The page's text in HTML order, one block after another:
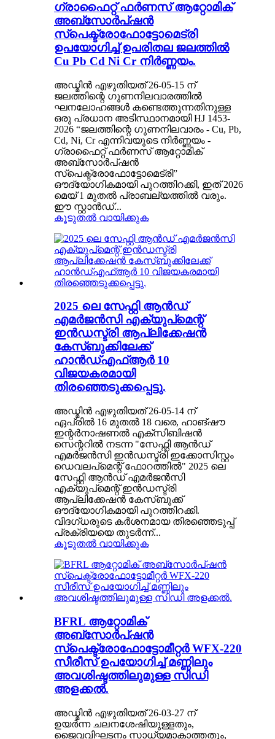
ഗ്രാഫൈറ്റ് ഫർണസ് ആറ്റോമിക്
അബ്സോർപ്ഷൻ
സ്പെക്ട്രോഫോട്ടോമെട്രി
ഉപയോഗിച്ച് ഉപരിതല ജലത്തിൽ
Cu Pb Cd Ni Cr നിർണ്ണയം.
അഡ്മിൻ എഴുതിയത് 26-05-15 ന്
ജലത്തിന്റെ ഗുണനിലവാരത്തിൽ
ഘനലോഹങ്ങൾ കണ്ടെത്തുന്നതിനുള്ള
ഒരു പ്രധാന അടിസ്ഥാനമായി HJ 1453-
2026 “ജലത്തിന്റെ ഗുണനിലവാരം - Cu, Pb,
Cd, Ni, Cr എന്നിവയുടെ നിർണ്ണയം -
ഗ്രാഫൈറ്റ് ഫർണസ് ആറ്റോമിക്
അബ്സോർപ്ഷൻ
സ്പെക്ട്രോഫോട്ടോമെട്രി”
ഔദ്യോഗികമായി പുറത്തിറക്കി, ഇത് 2026
മെയ് 1 മുതൽ പ്രാബല്യത്തിൽ വരും.
ഈ സ്റ്റാൻഡ്...
കൂടുതൽ വായിക്കുക
2025 ലെ സേഫ്റ്റി ആൻഡ്
എമർജൻസി എക്യുപ്‌മെന്റ്
ഇൻഡസ്ട്രി ആപ്ലിക്കേഷൻ
കേസ്ബുക്കിലേക്ക്
ഹാൻഡ്‌എഫ്ആർ 10
വിജയകരമായി
തിരഞ്ഞെടുക്കപ്പെട്ടു.
അഡ്മിൻ എഴുതിയത് 26-05-14 ന്
ഏപ്രിൽ 16 മുതൽ 18 വരെ, ഹാങ്‌ഷൗ
ഇന്റർനാഷണൽ എക്സിബിഷൻ
സെന്ററിൽ നടന്ന "സേഫ്റ്റി ആൻഡ്
എമർജൻസി ഇൻഡസ്ട്രി ഇക്കോസിസ്റ്റം
ഡെവലപ്‌മെന്റ് ഫോറത്തിൽ" 2025 ലെ
സേഫ്റ്റി ആൻഡ് എമർജൻസി
എക്യുപ്‌മെന്റ് ഇൻഡസ്ട്രി
ആപ്ലിക്കേഷൻ കേസ്ബുക്ക്
ഔദ്യോഗികമായി പുറത്തിറക്കി.
വിദഗ്ധരുടെ കർശനമായ തിരഞ്ഞെടുപ്പ്
പ്രക്രിയയെ തുടർന്ന്...
കൂടുതൽ വായിക്കുക
BFRL ആറ്റോമിക്
അബ്‌സോർപ്ഷൻ
സ്പെക്ട്രോഫോട്ടോമീറ്റർ WFX-220
സീരീസ് ഉപയോഗിച്ച് മണ്ണിലും
അവശിഷ്ടത്തിലുമുള്ള സിഡി
അളക്കൽ.
അഡ്മിൻ എഴുതിയത് 26-03-27 ന്
ഉയർന്ന ചലനശേഷിയുള്ളതും,
ജൈവവിഘടനം സാധ്യമാകാത്തതും,